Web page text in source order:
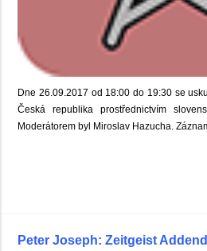
Dne 26.09.2017 od 18:00 do 19:30 se
Česká republika prostřednictvím
Moderátorem byl Miroslav Hazucha.
Peter Joseph: Zeitgeist